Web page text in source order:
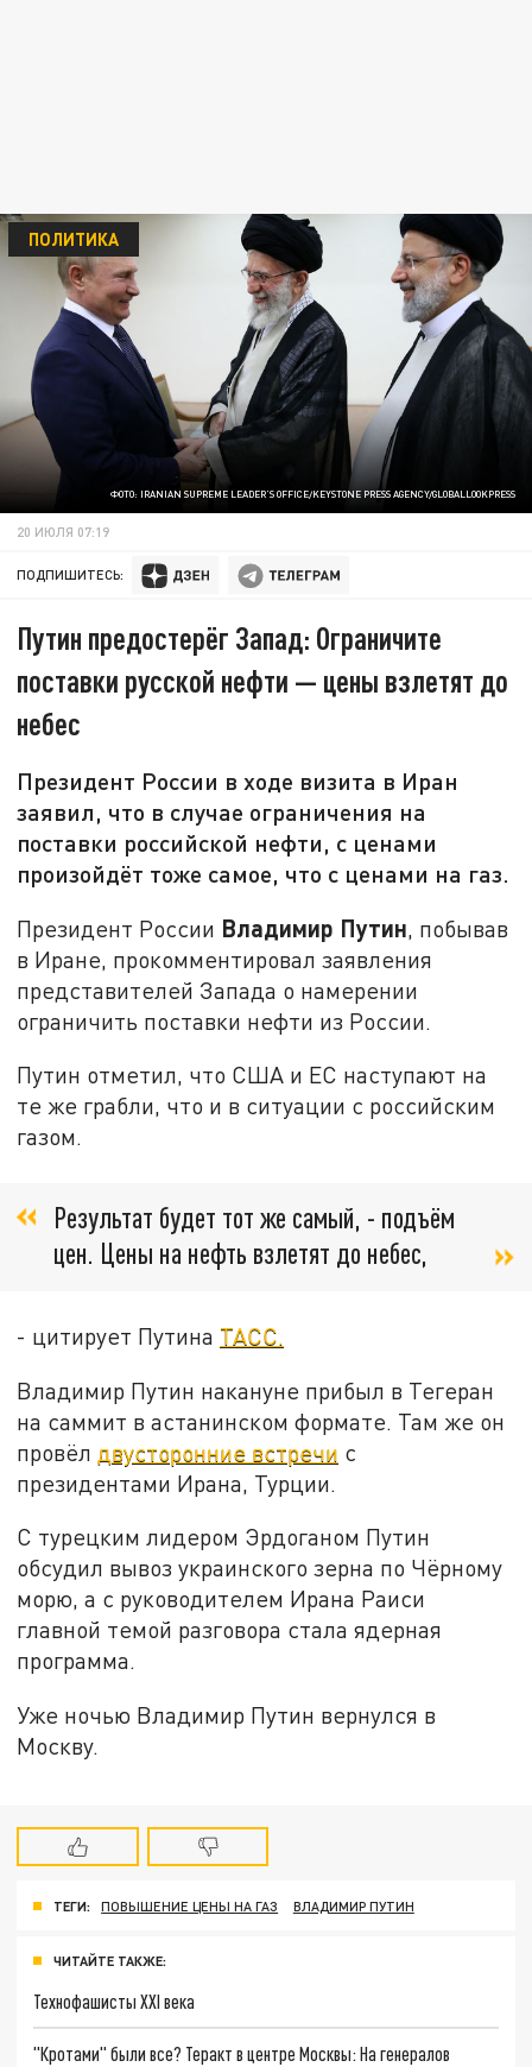
ФОТО: IRANIAN SUPREME LEADER'S OFFICE/KEYSTONE PRESS AGENCY/GLOBALLOOKPRESS
ПОЛИТИКА
20 ИЮЛЯ 07:19
ПОДПИШИТЕСЬ:
Путин предостерёг Запад: Ограничите
поставки русской нефти — цены взлетят до
небес
Президент России в ходе визита в Иран
заявил, что в случае ограничения на
поставки российской нефти, с ценами
произойдёт тоже самое, что с ценами на газ.
Президент России Владимир Путин, побывав
в Иране, прокомментировал заявления
представителей Запада о намерении
ограничить поставки нефти из России.
Путин отметил, что США и ЕС наступают на
те же грабли, что и в ситуации с российским
газом.
Результат будет тот же самый, - подъём
цен. Цены на нефть взлетят до небес,
- цитирует Путина ТАСС.
Владимир Путин накануне прибыл в Тегеран
на саммит в астанинском формате. Там же он
провёл двусторонние встречи с
президентами Ирана, Турции.
С турецким лидером Эрдоганом Путин
обсудил вывоз украинского зерна по Чёрному
морю, а с руководителем Ирана Раиси
главной темой разговора стала ядерная
программа.
Уже ночью Владимир Путин вернулся в
Москву.
ТЕГИ: ПОВЫШЕНИЕ ЦЕНЫ НА ГАЗ ВЛАДИМИР ПУТИН
ЧИТАЙТЕ ТАКЖЕ:
Технофашисты XXI века
"Кротами" были все? Теракт в центре Москвы: На генералов